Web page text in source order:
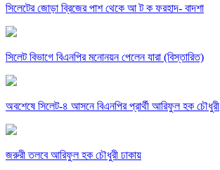
সিলেটের জোড়া ব্রিজের পাশ থেকে আ ট ক ফরহাদ- বাদশা
সিলেট বিভাগে বিএনপির মনোনয়ন পেলেন যারা (বিস্তারিত)
অবশেষে সিলেট-৪ আসনে বিএনপির প্রার্থী আরিফুল হক চৌধুরী
জরুরী তলবে আরিফুল হক চৌধুরী ঢাকায়